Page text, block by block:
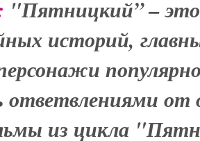
"Пятницкий” –
историй,
ответвлениями
из цикла